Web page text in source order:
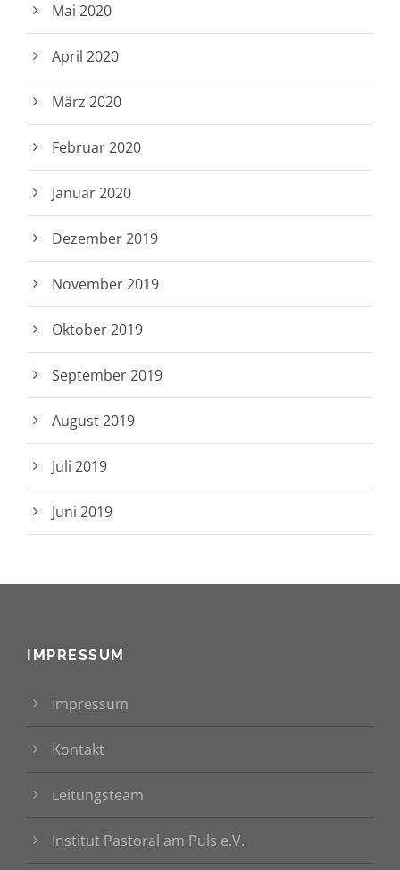
Mai 2020
April 2020
März 2020
Februar 2020
Januar 2020
Dezember 2019
November 2019
Oktober 2019
September 2019
August 2019
Juli 2019
Juni 2019
IMPRESSUM
Impressum
Kontakt
Leitungsteam
Institut Pastoral am Puls e.V.